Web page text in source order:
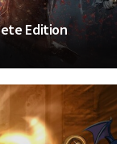
Edition